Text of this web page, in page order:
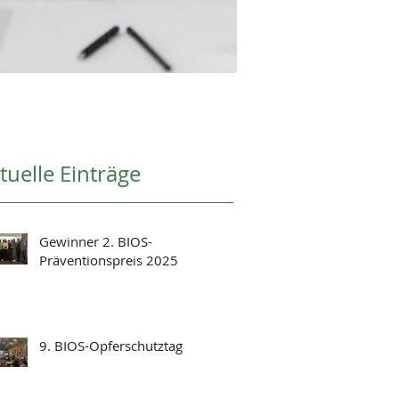
Einträge
Gewinner 2. BIOS-
Präventionspreis 2025
9. BIOS-Opferschutztag